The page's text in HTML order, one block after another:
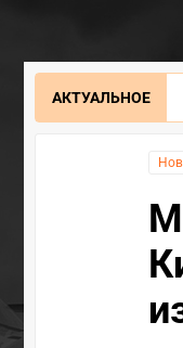
АКТУАЛЬНОЕ